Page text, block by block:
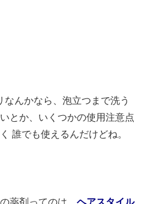
んかなら、泡立つまで洗う
とか、いくつかの使用注意点
誰でも使えるんだけどね。